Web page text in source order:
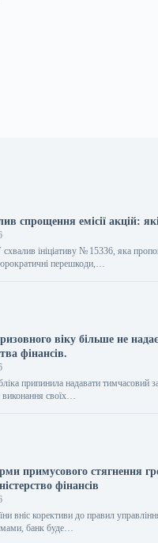
спрощення емісії акцій:
ініціативу № 15336, яка
перешкоди,…
віку більше не
фінансів.
припинила надавати тимчасовий
виконання своїх…
примусового стягнення
фінансів
вніс корективи до правил
банк буде…